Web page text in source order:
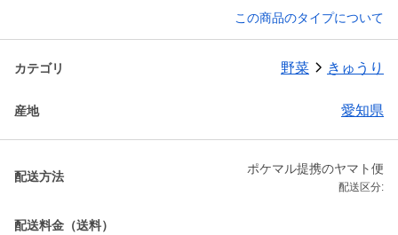
この商品のタイプについて
カテゴリ 野菜 きゅうり
産地 愛知県
配送方法
ポケマル提携のヤマト便
配送区分:
配送料金（送料）